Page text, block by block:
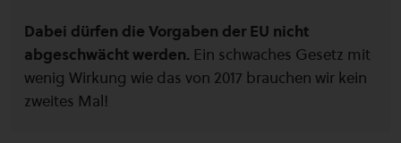
Dabei dürfen die Vorgaben der EU nicht
abgeschwächt werden. Ein schwaches Gesetz mit
wenig Wirkung wie das von 2017 brauchen wir kein
zweites Mal!